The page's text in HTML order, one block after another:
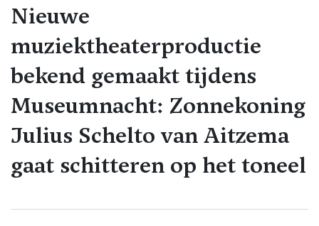
Nieuwe
muziektheaterproductie
bekend gemaakt tijdens
Museumnacht: Zonnekoning
Julius Schelto van Aitzema
gaat schitteren op het toneel